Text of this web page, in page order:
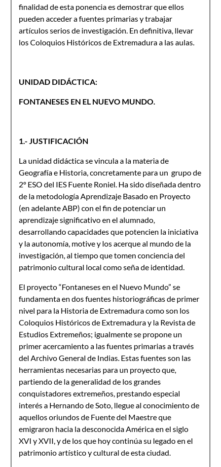
finalidad de esta ponencia es demostrar que ellos
pueden acceder a fuentes primarias y trabajar
artículos serios de investigación. En definitiva, llevar
los Coloquios Históricos de Extremadura a las aulas.
UNIDAD DIDÁCTICA:
FONTANESES EN EL NUEVO MUNDO.
1.- JUSTIFICACIÓN
La unidad didáctica se vincula a la materia de
Geografía e Historia, concretamente para un grupo de
2º ESO del IES Fuente Roniel. Ha sido diseñada dentro
de la metodología Aprendizaje Basado en Proyecto
(en adelante ABP) con el fin de potenciar un
aprendizaje significativo en el alumnado,
desarrollando capacidades que potencien la iniciativa
y la autonomía, motive y los acerque al mundo de la
investigación, al tiempo que tomen conciencia del
patrimonio cultural local como seña de identidad.
El proyecto “Fontaneses en el Nuevo Mundo” se
fundamenta en dos fuentes historiográficas de primer
nivel para la Historia de Extremadura como son los
Coloquios Históricos de Extremadura y la Revista de
Estudios Extremeños; igualmente se propone un
primer acercamiento a las fuentes primarias a través
del Archivo General de Indias. Estas fuentes son las
herramientas necesarias para un proyecto que,
partiendo de la generalidad de los grandes
conquistadores extremeños, prestando especial
interés a Hernando de Soto, llegue al conocimiento de
aquellos oriundos de Fuente del Maestre que
emigraron hacia la desconocida América en el siglo
XVI y XVII, y de los que hoy continúa su legado en el
patrimonio artístico y cultural de esta ciudad.